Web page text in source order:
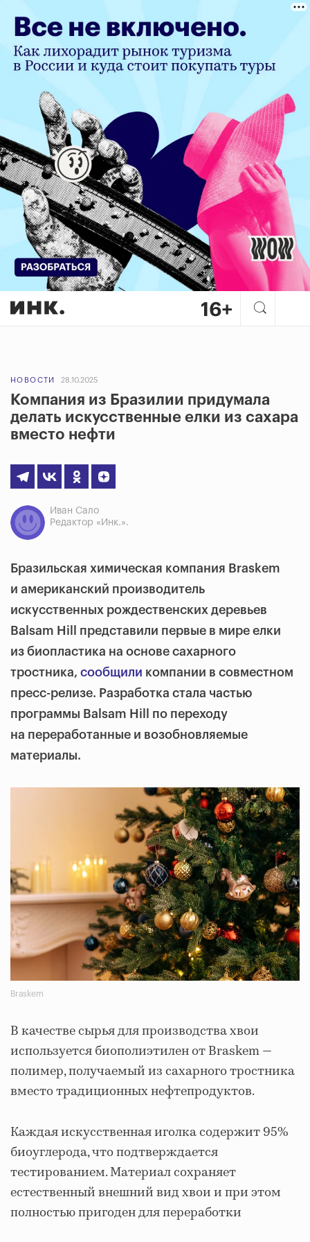
НОВОСТИ 28.10.2025
Компания из Бразилии придумала
делать искусственные елки из сахара
вместо нефти
Иван Сало
Редактор «Инк.».
Бразильская химическая компания Braskem
и американский производитель
искусственных рождественских деревьев
Balsam Hill представили первые в мире елки
из биопластика на основе сахарного
тростника, сообщили компании в совместном
пресс-релизе. Разработка стала частью
программы Balsam Hill по переходу
на переработанные и возобновляемые
материалы.
Braskem
В качестве сырья для производства хвои
используется биополиэтилен от Braskem —
полимер, получаемый из сахарного тростника
вместо традиционных нефтепродуктов.
Каждая искусственная иголка содержит 95%
биоуглерода, что подтверждается
тестированием. Материал сохраняет
естественный внешний вид хвои и при этом
полностью пригоден для переработки